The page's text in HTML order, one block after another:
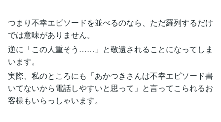
つまり不幸エピソードを並べるのなら、ただ羅列するだけ
では意味がありません。
逆に「この人重そう……」と敬遠されることになってしま
います。
実際、私のところにも「あかつきさんは不幸エピソード書
いてないから電話しやすいと思って」と言ってこられるお
客様もいらっしゃいます。